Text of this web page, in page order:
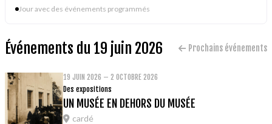
Jour avec des événements programmés
Événements du 19 juin 2026 Prochains événements
19 JUIN 2026 – 2 OCTOBRE 2026
Des expositions
UN MUSÉE EN DEHORS DU MUSÉE
cardé